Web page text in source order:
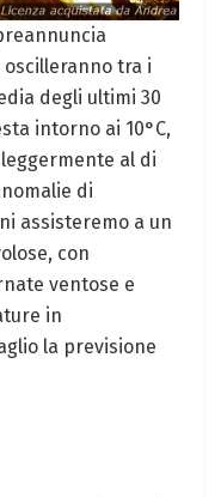
tra i
degli ultimi 30
intorno ai 10°C,
al di
di
assisteremo a un
con
ventose e
in
la previsione